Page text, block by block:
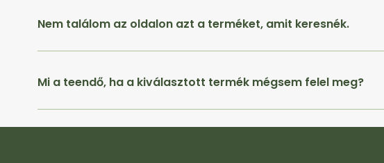
Nem találom az oldalon azt a terméket, amit keresnék.
Mi a teendő, ha a kiválasztott termék mégsem felel meg?